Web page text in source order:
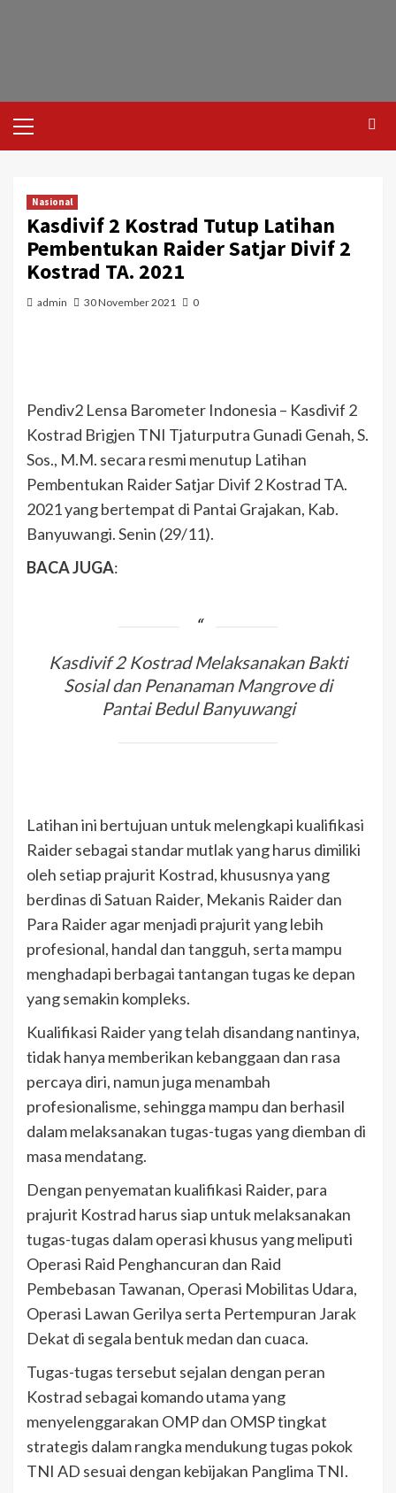
Nasional
Kasdivif 2 Kostrad Tutup Latihan
Pembentukan Raider Satjar Divif 2
Kostrad TA. 2021
admin 30 November 2021 0
Pendiv2 Lensa Barometer Indonesia – Kasdivif 2
Kostrad Brigjen TNI Tjaturputra Gunadi Genah, S.
Sos., M.M. secara resmi menutup Latihan
Pembentukan Raider Satjar Divif 2 Kostrad TA.
2021 yang bertempat di Pantai Grajakan, Kab.
Banyuwangi. Senin (29/11).
BACA JUGA:
Kasdivif 2 Kostrad Melaksanakan Bakti
Sosial dan Penanaman Mangrove di
Pantai Bedul Banyuwangi
Latihan ini bertujuan untuk melengkapi kualifikasi
Raider sebagai standar mutlak yang harus dimiliki
oleh setiap prajurit Kostrad, khususnya yang
berdinas di Satuan Raider, Mekanis Raider dan
Para Raider agar menjadi prajurit yang lebih
profesional, handal dan tangguh, serta mampu
menghadapi berbagai tantangan tugas ke depan
yang semakin kompleks.
Kualifikasi Raider yang telah disandang nantinya,
tidak hanya memberikan kebanggaan dan rasa
percaya diri, namun juga menambah
profesionalisme, sehingga mampu dan berhasil
dalam melaksanakan tugas-tugas yang diemban di
masa mendatang.
Dengan penyematan kualifikasi Raider, para
prajurit Kostrad harus siap untuk melaksanakan
tugas-tugas dalam operasi khusus yang meliputi
Operasi Raid Penghancuran dan Raid
Pembebasan Tawanan, Operasi Mobilitas Udara,
Operasi Lawan Gerilya serta Pertempuran Jarak
Dekat di segala bentuk medan dan cuaca.
Tugas-tugas tersebut sejalan dengan peran
Kostrad sebagai komando utama yang
menyelenggarakan OMP dan OMSP tingkat
strategis dalam rangka mendukung tugas pokok
TNI AD sesuai dengan kebijakan Panglima TNI.